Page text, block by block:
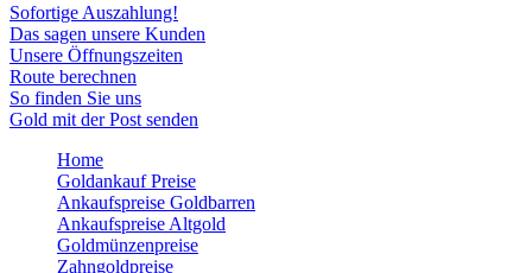
Sofortige Auszahlung!
Das sagen unsere Kunden
Unsere Öffnungszeiten
Route berechnen
So finden Sie uns
Gold mit der Post senden
Home
Goldankauf Preise
Ankaufspreise Goldbarren
Ankaufspreise Altgold
Goldmünzenpreise
Zahngoldpreise